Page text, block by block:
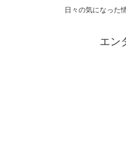
日々の気になった
エン